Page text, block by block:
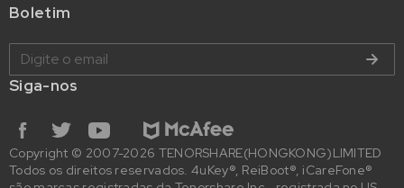
Boletim
Siga-nos
Copyright © 2007-2026 TENORSHARE(HONGKONG)LIMITED
Todos os direitos reservados. 4uKey®, ReiBoot®, iCareFone®